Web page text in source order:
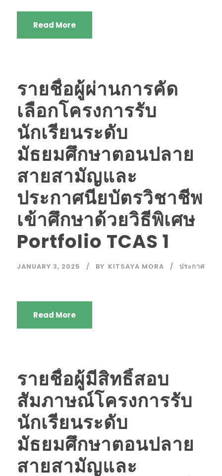
Read More
รายชื่อผู้ผ่านการคัด
เลือกโครงการรับ
นักเรียนระดับ
มัธยมศึกษาตอนปลาย
สายสามัญและ
ประกาศนียบัตรวิชาชีพ
เข้าศึกษาด้วยวิธีพิเศษ
Portfolio TCAS 1
JANUARY 3, 2025 BY KITSAYA MORA ประกาศ
Read More
รายชื่อผู้มีสิทธิ์สอบ
สัมภาษณ์โครงการรับ
นักเรียนระดับ
มัธยมศึกษาตอนปลาย
สายสามัญและ